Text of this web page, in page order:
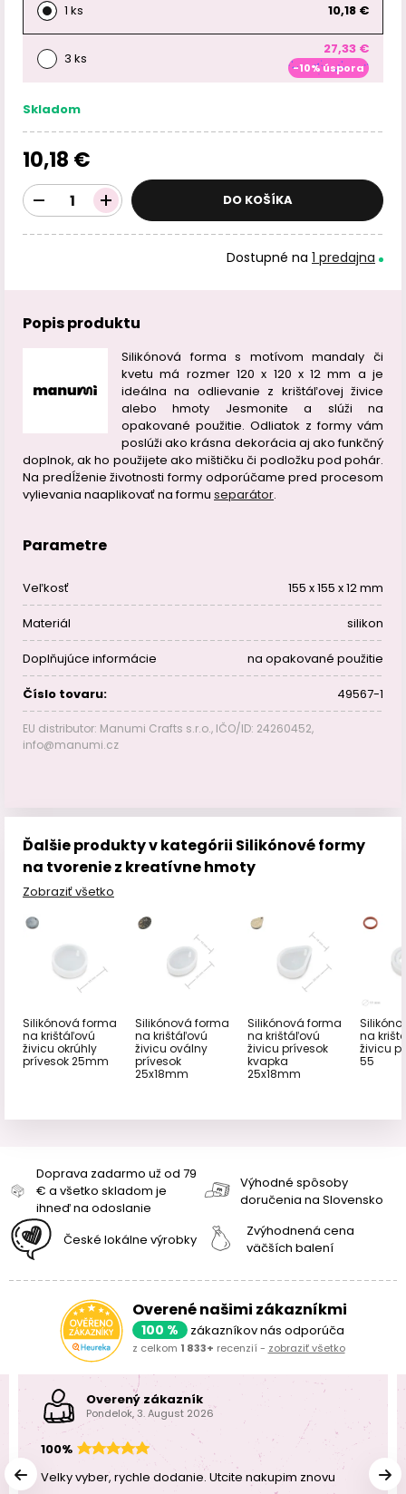
1 ks 10,18 €
3 ks
27,33 €
-10% úspora
Skladom
10,18 €
DO KOŠÍKA
Dostupné na 1 predajna
Popis produktu
Silikónová forma s motívom mandaly či
kvetu má rozmer 120 x 120 x 12 mm a je
ideálna na odlievanie z krištáľovej živice
alebo hmoty Jesmonite a slúži na
opakované použitie. Odliatok z formy vám
poslúži ako krásna dekorácia aj ako funkčný
doplnok, ak ho použijete ako mištičku či podložku pod pohár.
Na predĺženie životnosti formy odporúčame pred procesom
vylievania naaplikovať na formu separátor.
Parametre
Veľkosť 155 x 155 x 12 mm
Materiál silikon
Doplňujúce informácie na opakované použitie
Číslo tovaru: 49567-1
EU distributor: Manumi Crafts s.r.o., IČO/ID: 24260452,
info@manumi.cz
Ďalšie produkty v kategórii Silikónové formy
na tvorenie z kreatívne hmoty
Zobraziť všetko
Silikónová forma
na krištáľovú
živicu okrúhly
prívesok 25mm
Silikónová forma
na krištáľovú
živicu oválny
prívesok
25x18mm
Silikónová forma
na krištáľovú
živicu prívesok
kvapka
25x18mm
na
živicu
55
Doprava zadarmo už od 79
€ a všetko skladom je
ihneď na odoslanie
Výhodné spôsoby
doručenia na Slovensko
České lokálne výrobky
Zvýhodnená cena
väčších balení
Overené našimi zákazníkmi
100 % zákazníkov nás odporúča
z celkom 1 833+ recenzií - zobraziť všetko
Overený zákazník
Pondelok, 3. August 2026
100%
Velky vyber, rychle dodanie. Utcite nakupim znovu